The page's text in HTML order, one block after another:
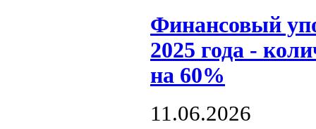
Финансовый
2025 года -
на 60%
11.06.2026